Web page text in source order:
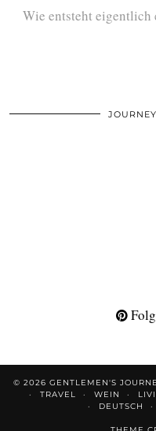
Wie entsteht eigentlich
© 2026 GENTLEMEN'S
TRAVEL
WEIN
DEUTSCH